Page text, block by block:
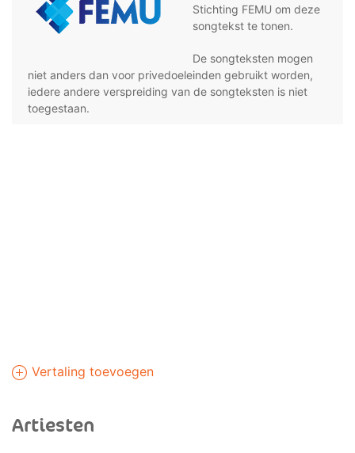
Stichting FEMU om deze
songtekst te tonen.
De songteksten mogen
niet anders dan voor privedoeleinden gebruikt worden,
iedere andere verspreiding van de songteksten is niet
toegestaan.
Vertaling toevoegen
Artiesten